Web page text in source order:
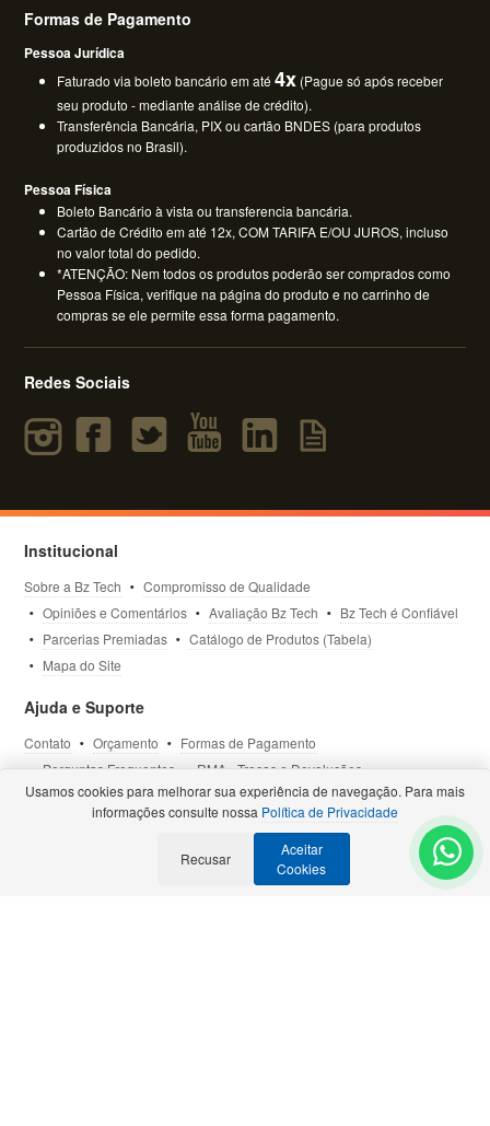
Formas de Pagamento
Pessoa Jurídica
Faturado via boleto bancário em até4x (Pague só após receber
seu produto - mediante análise de crédito).
Transferência Bancária, PIX ou cartão BNDES (para produtos
produzidos no Brasil).
Pessoa Física
Boleto Bancário à vista ou transferencia bancária.
Cartão de Crédito em até 12x, COM TARIFA E/OU JUROS, incluso
no valor total do pedido.
*ATENÇÃO: Nem todos os produtos poderão ser comprados como
Pessoa Física, verifique na página do produto e no carrinho de
compras se ele permite essa forma pagamento.
Redes Sociais
Institucional
Sobre a Bz Tech
Compromisso de Qualidade
Opiniões e Comentários
Avaliação Bz Tech
Bz Tech é Confiável
Parcerias Premiadas
Catálogo de Produtos (Tabela)
Mapa do Site
Ajuda e Suporte
Contato Orçamento
Formas de Pagamento
Perguntas Frequentes
RMA - Trocas e Devoluções
Política de Privacidade
Termos de Uso Site Seguro
Selos e Certificações- Veja todas as Parcerias Premiadas
Usamos cookies para melhorar sua experiência de navegação. Para mais
informações consulte nossa Política de Privacidade
Recusar
Aceitar
Cookies